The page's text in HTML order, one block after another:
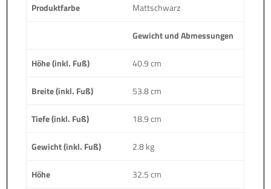
Produktfarbe Mattschwarz
Gewicht und Abmessungen
Höhe (inkl. Fuß) 40.9 cm
Breite (inkl. Fuß) 53.8 cm
Tiefe (inkl. Fuß) 18.9 cm
Gewicht (inkl. Fuß) 2.8 kg
Höhe 32.5 cm